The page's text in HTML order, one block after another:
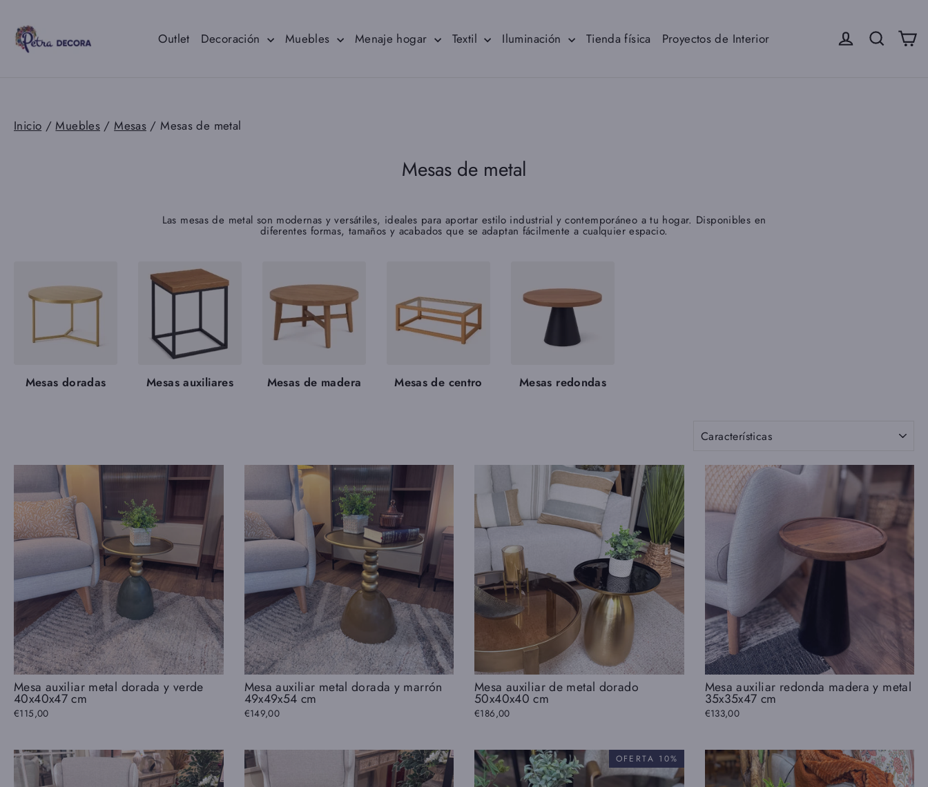
contenido Outlet Decoración Muebles Menaje hogar Textil Iluminación Tienda física Proyectos de Interior Iniciar sesión
Buscar
Inicio / Muebles / Mesas / Mesas de metal
Mesas de metal
Las mesas de metal son modernas y versátiles, ideales para aportar estilo industrial y contemporáneo a tu hogar. Disponibles en
diferentes formas, tamaños y acabados que se adaptan fácilmente a cualquier espacio.
Mesas doradas Mesas auxiliares Mesas de madera Mesas de centro Mesas redondas
Mesa auxiliar metal dorada y verde
40x40x47 cm
€115,00
Mesa auxiliar metal dorada y marrón
49x49x54 cm
€149,00
Mesa auxiliar de metal dorado
50x40x40 cm
€186,00
Mesa auxiliar redonda madera y metal
35x35x47 cm
€133,00
OFERTA 10%